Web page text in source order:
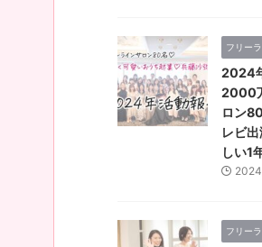
フリー
2024
2000
ロン
レビ
しい1
フリー